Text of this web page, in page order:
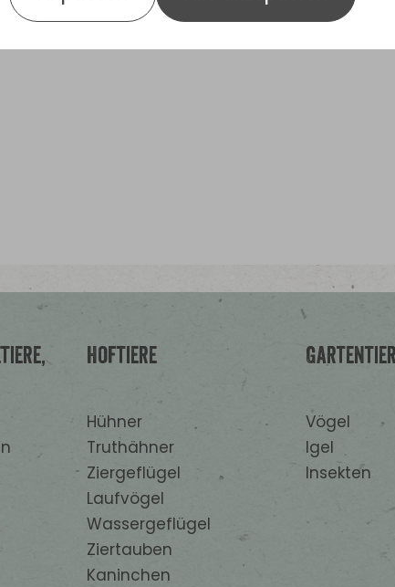
Radischensamen, Weiße Perilla,
Hoftiere
Hühner
Truthähner
Ziergeflügel
Laufvögel
Wassergeflügel
Ziertauben
Kaninchen
Vögel
Igel
Insekten